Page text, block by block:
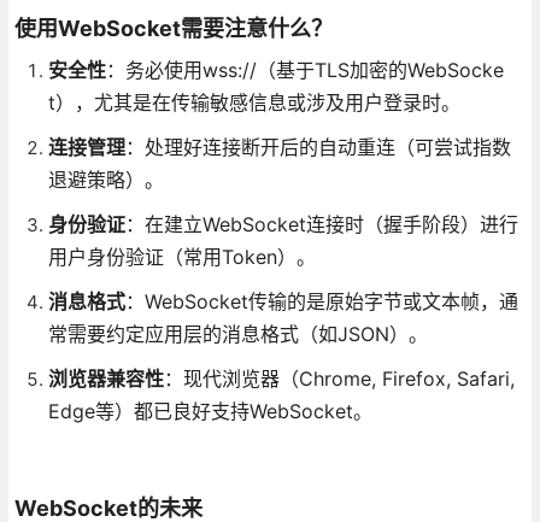
使用WebSocket需要注意什么？
安全性：务必使用wss://（基于TLS加密的WebSocke
t），尤其是在传输敏感信息或涉及用户登录时。
连接管理：处理好连接断开后的自动重连（可尝试指数
退避策略）。
身份验证：在建立WebSocket连接时（握手阶段）进行
用户身份验证（常用Token）。
消息格式：WebSocket传输的是原始字节或文本帧，通
常需要约定应用层的消息格式（如JSON）。
浏览器兼容性：现代浏览器（Chrome, Firefox, Safari,
Edge等）都已良好支持WebSocket。
WebSocket的未来